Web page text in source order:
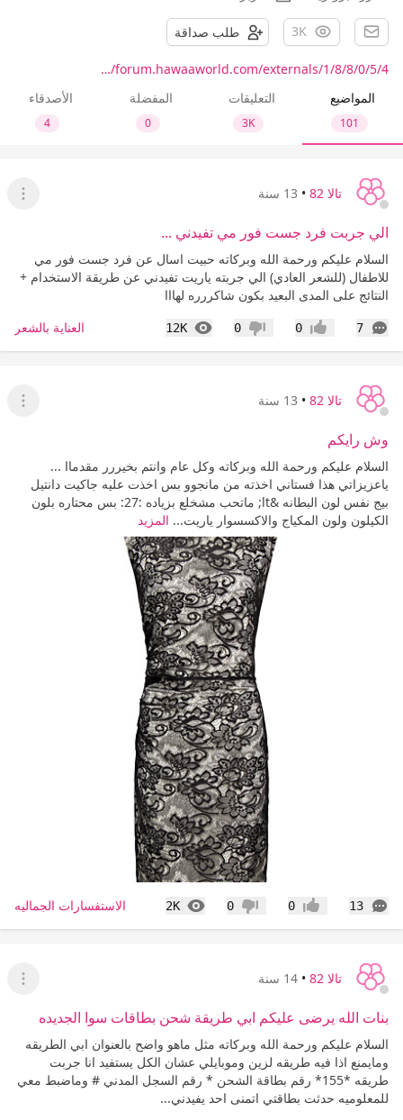
3K طلب صداقة
forum.hawaaworld.com/externals/1/8/8/0/5/4/…
المواضيع
101
التعليقات
3K
المفضلة
0
الأصدقاء
4
تالا 82 • 13 سنة
عرض
الي جربت فرد جست فور مي تفيدني ...
السلام عليكم ورحمة الله وبركاته حبيت اسال عن فرد جست فور مي
للاطفال (للشعر العادي) الي جربته ياريت تفيدني عن طريقة الاستخدام +
النتائج على المدى البعيد بكون شاكررره لهااا
7
التعليقات إعجاب0 عدم إعجاب
0
12K
المشاهدات العناية بالشعر
تالا 82 • 13 سنة
عرض
وش رايكم
السلام عليكم ورحمة الله وبركاته وكل عام وانتم بخيررر مقدماا ...
ياعزيزاتي هذا فستاني اخذته من مانجوو بس اخذت عليه جاكيت دانتيل
بيج نفس لون البطانه &lt; ماتحب مشخلع بزياده :27: بس محتاره بلون
الكيلون ولون المكياج والاكسسوار ياريت... المزيد
13
التعليقات إعجاب0 عدم إعجاب
0
2K
المشاهدات الاستفسارات الجماليه
تالا 82 • 14 سنة
عرض
بنات الله يرضى عليكم ابي طريقة شحن بطاقات سوا الجديده
السلام عليكم ورحمة الله وبركاته مثل ماهو واضح بالعنوان ابي الطريقه
ومايمنع اذا فيه طريقه لزين وموبايلي عشان الكل يستفيد انا جربت
طريقه *155* رقم بطاقة الشحن * رقم السجل المدني # وماضبط معي
للمعلوميه حدثت بطاقتي اتمنى احد يفيدني...